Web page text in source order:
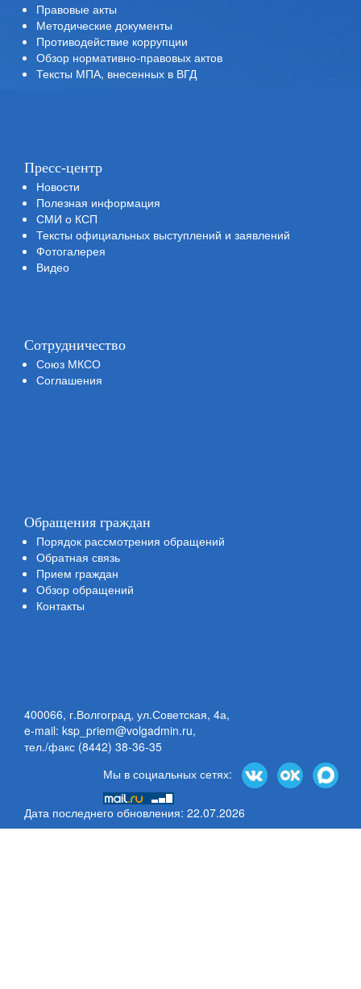
Правовые акты
Методические документы
Противодействие коррупции
Обзор нормативно-правовых актов
Тексты МПА, внесенных в ВГД
Пресс-центр
Новости
Полезная информация
СМИ о КСП
Тексты официальных выступлений и заявлений
Фотогалерея
Видео
Сотрудничество
Союз МКСО
Соглашения
Обращения граждан
Порядок рассмотрения обращений
Обратная связь
Прием граждан
Обзор обращений
Контакты
400066, г.Волгоград, ул.Советская, 4а,
e-mail: ksp_priem@volgadmin.ru,
тел./факс (8442) 38-36-35
Мы в социальных сетях:
Дата последнего обновления: 22.07.2026